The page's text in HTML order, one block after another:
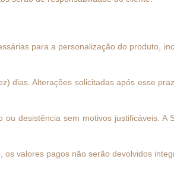
para a personalização do produto,
dias. Alterações solicitadas após esse
desistência sem motivos justificáveis. A
valores pagos não serão devolvidos